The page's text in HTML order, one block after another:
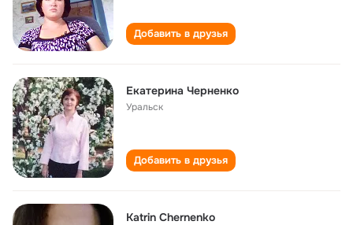
Добавить в друзья
Екатерина Черненко
Уральск
Добавить в друзья
Katrin Chernenko